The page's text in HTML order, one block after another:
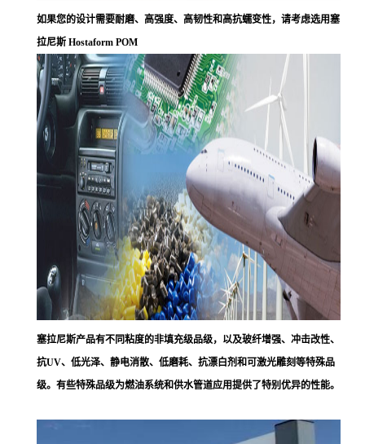
如果您的设计需要耐磨、高强度、高韧性和高抗蠕变性，请考虑选用塞
拉尼斯 Hostaform POM
塞拉尼斯产品有不同粘度的非填充级品级，以及玻纤增强、冲击改性、
抗UV、低光泽、静电消散、低磨耗、抗漂白剂和可激光雕刻等特殊品
级。有些特殊品级为燃油系统和供水管道应用提供了特别优异的性能。